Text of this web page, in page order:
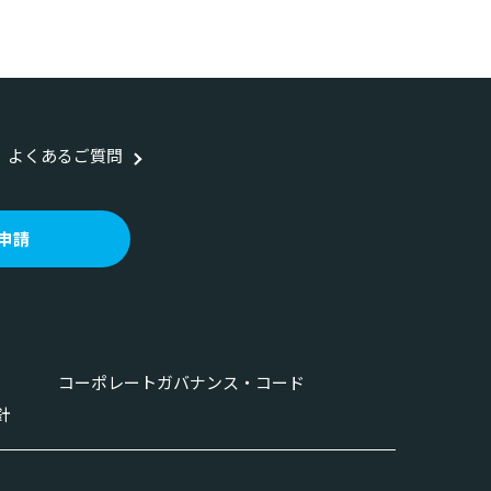
よくあるご質問
請
コーポレートガバナンス・コード